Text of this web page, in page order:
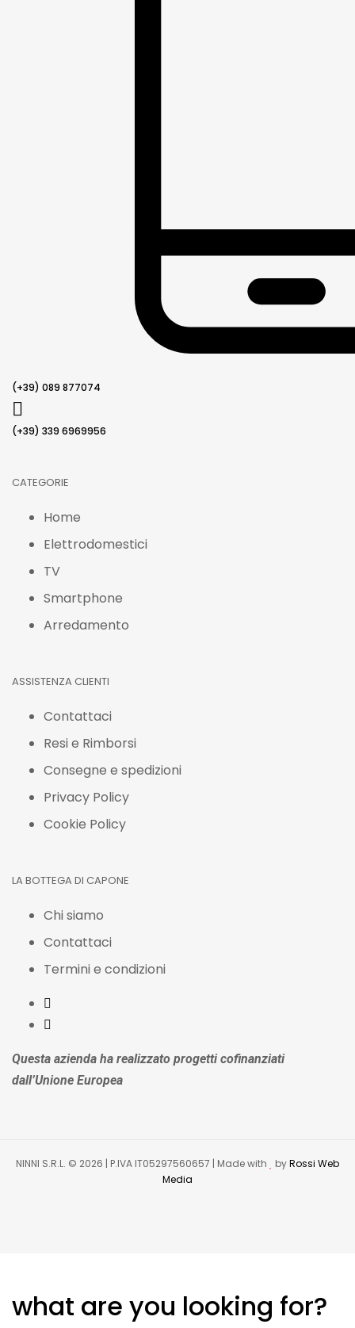
(+39) 089 877074
(+39) 339 6969956
CATEGORIE
Home
Elettrodomestici
TV
Smartphone
Arredamento
ASSISTENZA CLIENTI
Contattaci
Resi e Rimborsi
Consegne e spedizioni
Privacy Policy
Cookie Policy
LA BOTTEGA DI CAPONE
Chi siamo
Contattaci
Termini e condizioni
Questa azienda ha realizzato progetti cofinanziati
dall’Unione Europea
NINNI S.R.L. © 2026 | P.IVA IT05297560657 | Made with byRossi Web
Media
what are you looking for?